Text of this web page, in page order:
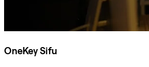
OneKey Sifu